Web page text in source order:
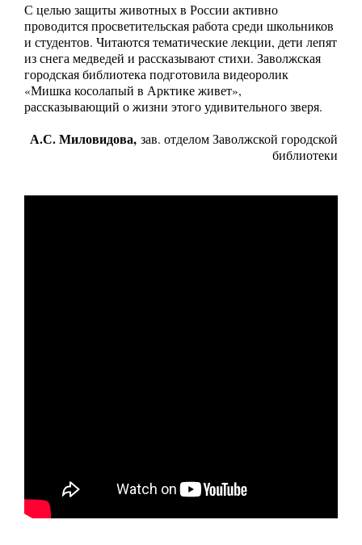
С целью защиты животных в России активно
проводится просветительская работа среди школьников
и студентов. Читаются тематические лекции, дети лепят
из снега медведей и рассказывают стихи. Заволжская
городская библиотека подготовила видеоролик
«Мишка косолапый в Арктике живет»,
рассказывающий о жизни этого удивительного зверя.
А.С. Миловидова, зав. отделом Заволжской городской
библиотеки